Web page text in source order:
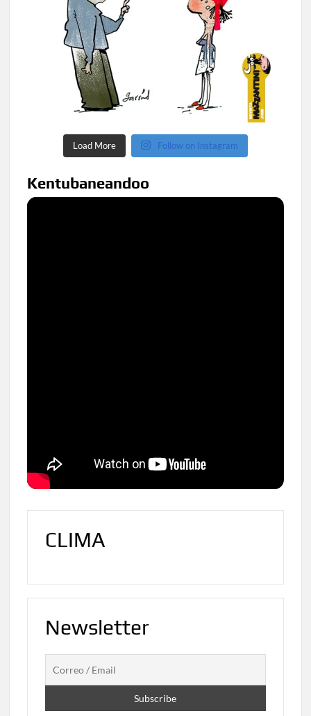
Load More Follow on Instagram
Kentubaneandoo
CLIMA
Newsletter